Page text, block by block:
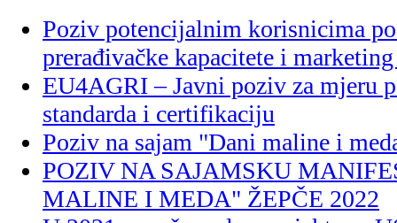
Poziv potencijalnim korisnicima
prerađivačke kapacitete i
EU4AGRI – Javni poziv za mjeru
standarda i certifikaciju
Poziv na sajam "Dani maline i
POZIV NA SAJAMSKU
MALINE I MEDA" ŽEPČE 2022